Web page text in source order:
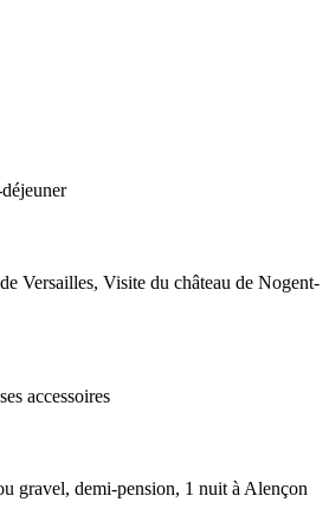
Versailles, Visite du château de Nogent-
accessoires
gravel, demi-pension, 1 nuit à Alençon